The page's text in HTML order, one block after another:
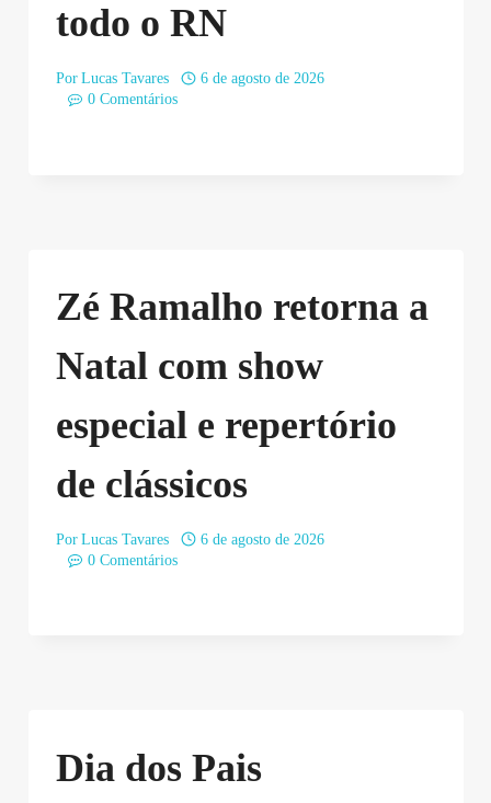
todo o RN
Por Lucas Tavares
6 de agosto de 2026
0 Comentários
Zé Ramalho retorna a
Natal com show
especial e repertório
de clássicos
Por Lucas Tavares
6 de agosto de 2026
0 Comentários
Dia dos Pais